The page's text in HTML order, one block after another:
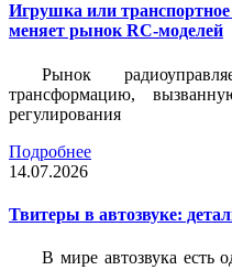
Игрушка или транспортное
меняет рынок RC-моделей
Рынок
трансформацию,
регулирования
Подробнее
14.07.2026
Твитеры в автозвуке:
В мире автозвука есть